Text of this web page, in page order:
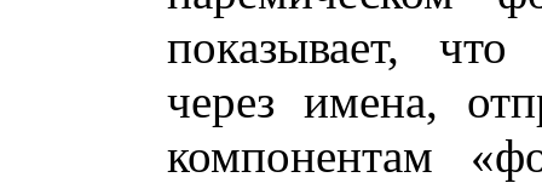
показывает, что
через имена,
компонентам